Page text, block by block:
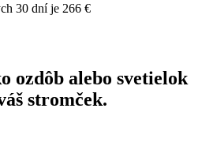
30 dní je 266 €
ozdôb alebo svetielok
stromček.